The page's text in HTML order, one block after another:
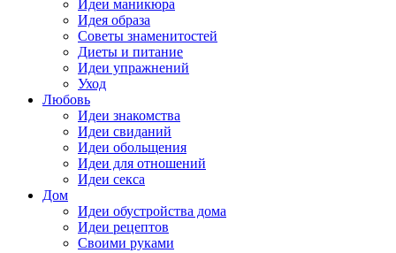
Идеи маникюра
Идея образа
Советы знаменитостей
Диеты и питание
Идеи упражнений
Уход
Любовь
Идеи знакомства
Идеи свиданий
Идеи обольщения
Идеи для отношений
Идеи секса
Дом
Идеи обустройства дома
Идеи рецептов
Своими руками